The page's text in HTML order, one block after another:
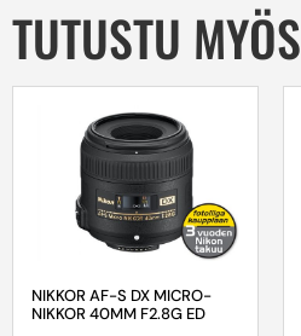
TUTUSTU MYÖS
NIKKOR AF-S DX MICRO-
NIKKOR 40MM F2.8G ED